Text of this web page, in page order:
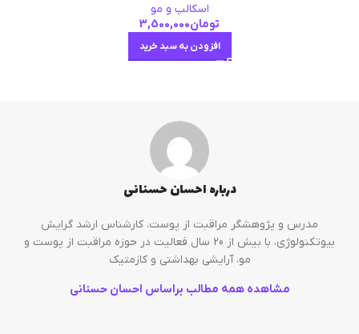
اسکالپ و مو
تومان3,500,000
افزودن به سبد خرید
درباره احسان حسنانی
مدرس و پژوهشگر مراقبت از پوست، کارشناس ارشد گرایش
بیوتکنولوژی، با بیش از 20 سال فعالیت در حوزه مراقبت از پوست و
مو، آرایشی بهداشتی و کازمتیک
مشاهده همه مطالب براساس احسان حسنانی